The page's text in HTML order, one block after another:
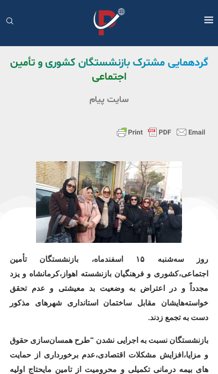
گردهمایی مشترک بازنشستگان کشوری و تأمین
اجتماعی
سایت پیام
روز سه‌شنبه ۱۵ اسفندماه، بازنشستگان تأمین
‌اجتماعی،کشوری و فرهنگیان بازنشسته اهواز،کرمانشاه و یزد
مجدداً و در اعتراض به وضعیت بد معیشتی و عدم تحقق
خواسته‌هایشان مقابل ساختمان استانداری شهرهای مذکور
دست به تجمع زدند.
بازنشستگان نسبت به اجرایی نشدن “طرح همسان‌سازی حقوق
و مزایا،افزایش مشکلات اقتصادی،عدم برخورداری از حمایت
های بیمه درمانی تکمیلی و محرومیت از تامین مایحتاج اولیه